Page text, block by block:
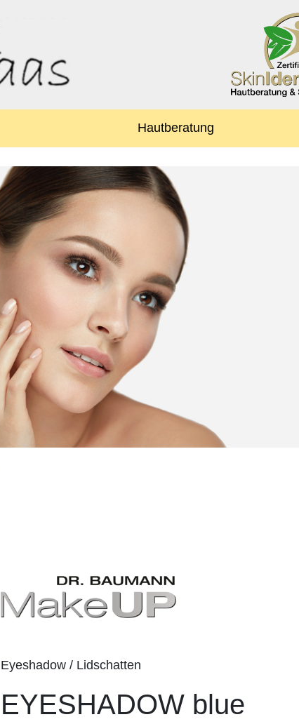
Hautberatung
Eyeshadow / Lidschatten
EYESHADOW blue